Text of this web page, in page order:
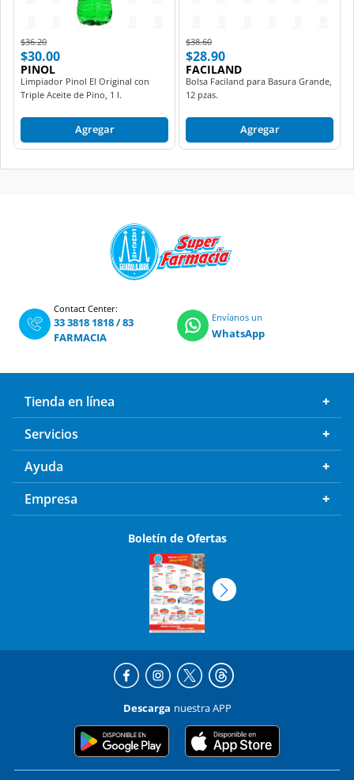
Price reduced from
$36.20to
$30.00
PINOL
Limpiador Pinol El Original con
Triple Aceite de Pino, 1 l.
Agregar
Price reduced from
$38.60to
$28.90
FACILAND
Bolsa Faciland para Basura Grande,
12 pzas.
Agregar
Contact Center:
33 3818 1818/83
FARMACIA
Envíanos un
WhatsApp
Tienda en línea
Servicios
Ayuda
Empresa
Boletín de Ofertas
Descarga nuestra APP